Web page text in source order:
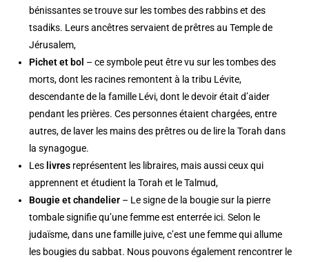
bénissantes se trouve sur les tombes des rabbins et des
tsadiks. Leurs ancêtres servaient de prêtres au Temple de
Jérusalem,
Pichet et bol – ce symbole peut être vu sur les tombes des
morts, dont les racines remontent à la tribu Lévite,
descendante de la famille Lévi, dont le devoir était d’aider
pendant les prières. Ces personnes étaient chargées, entre
autres, de laver les mains des prêtres ou de lire la Torah dans
la synagogue.
Les livres représentent les libraires, mais aussi ceux qui
apprennent et étudient la Torah et le Talmud,
Bougie et chandelier – Le signe de la bougie sur la pierre
tombale signifie qu’une femme est enterrée ici. Selon le
judaïsme, dans une famille juive, c’est une femme qui allume
les bougies du sabbat. Nous pouvons également rencontrer le